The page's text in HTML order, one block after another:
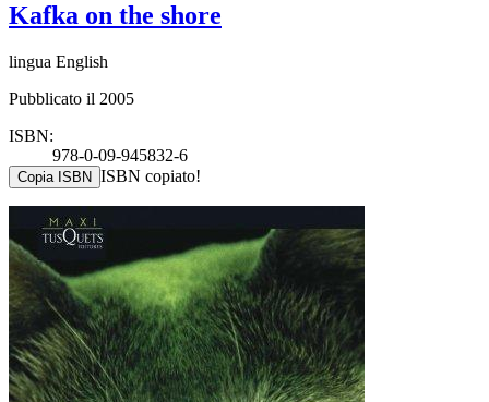
Kafka on the shore
lingua English
Pubblicato il 2005
ISBN:
978-0-09-945832-6
Copia ISBN ISBN copiato!